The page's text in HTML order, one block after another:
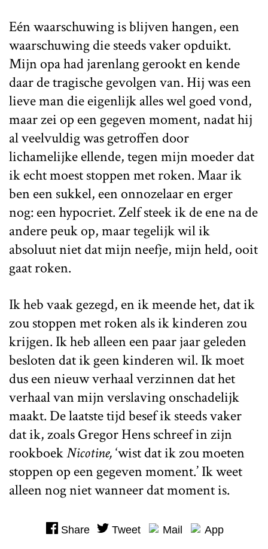
Eén waarschuwing is blijven hangen, een
waarschuwing die steeds vaker opduikt.
Mijn opa had jarenlang gerookt en kende
daar de tragische gevolgen van. Hij was een
lieve man die eigenlijk alles wel goed vond,
maar zei op een gegeven moment, nadat hij
al veelvuldig was getroffen door
lichamelijke ellende, tegen mijn moeder dat
ik echt moest stoppen met roken. Maar ik
ben een sukkel, een onnozelaar en erger
nog: een hypocriet. Zelf steek ik de ene na de
andere peuk op, maar tegelijk wil ik
absoluut niet dat mijn neefje, mijn held, ooit
gaat roken.
Ik heb vaak gezegd, en ik meende het, dat ik
zou stoppen met roken als ik kinderen zou
krijgen. Ik heb alleen een paar jaar geleden
besloten dat ik geen kinderen wil. Ik moet
dus een nieuw verhaal verzinnen dat het
verhaal van mijn verslaving onschadelijk
maakt. De laatste tijd besef ik steeds vaker
dat ik, zoals Gregor Hens schreef in zijn
rookboekNicotine,‘wist dat ik zou moeten
stoppen op een gegeven moment.’ Ik weet
alleen nog niet wanneer dat moment is.
Share Tweet Mail App